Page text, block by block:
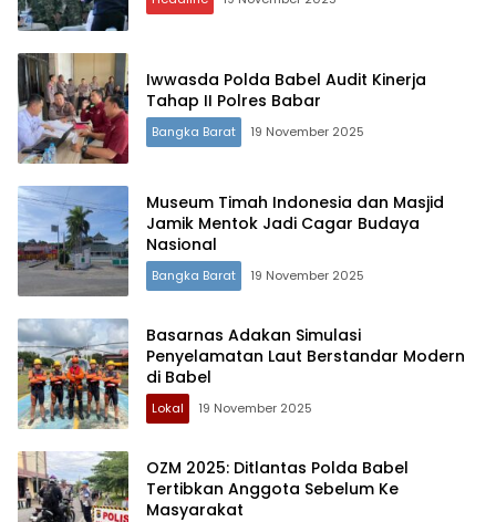
Terdepan Menyorot Fakta.
Iwwasda Polda Babel Audit Kinerja
Tahap II Polres Babar
Bangka Barat 19 November 2025
Museum Timah Indonesia dan Masjid
Jamik Mentok Jadi Cagar Budaya
Nasional
Bangka Barat 19 November 2025
Basarnas Adakan Simulasi
Penyelamatan Laut Berstandar Modern
di Babel
Lokal 19 November 2025
OZM 2025: Ditlantas Polda Babel
Tertibkan Anggota Sebelum Ke
Masyarakat